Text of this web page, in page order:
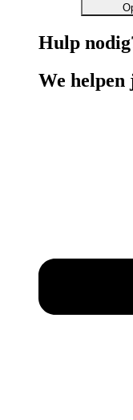
Hulp
We helpen